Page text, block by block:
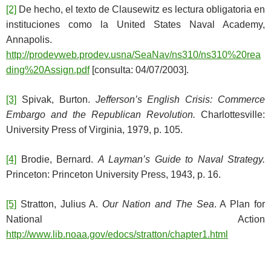
[2] De hecho, el texto de Clausewitz es lectura obligatoria en
instituciones como la United States Naval Academy,
Annapolis.
http://prodevweb.prodev.usna/SeaNav/ns310/ns310%20rea
ding%20Assign.pdf[consulta: 04/07/2003].
[3] Spivak, Burton. Jefferson’s English Crisis: Commerce
Embargo and the Republican Revolution. Charlottesville:
University Press of Virginia, 1979, p. 105.
[4] Brodie, Bernard. A Layman’s Guide to Naval Strategy.
Princeton: Princeton University Press, 1943, p. 16.
[5] Stratton, Julius A. Our Nation and The Sea. A Plan for
National Action
http://www.lib.noaa.gov/edocs/stratton/chapter1.html